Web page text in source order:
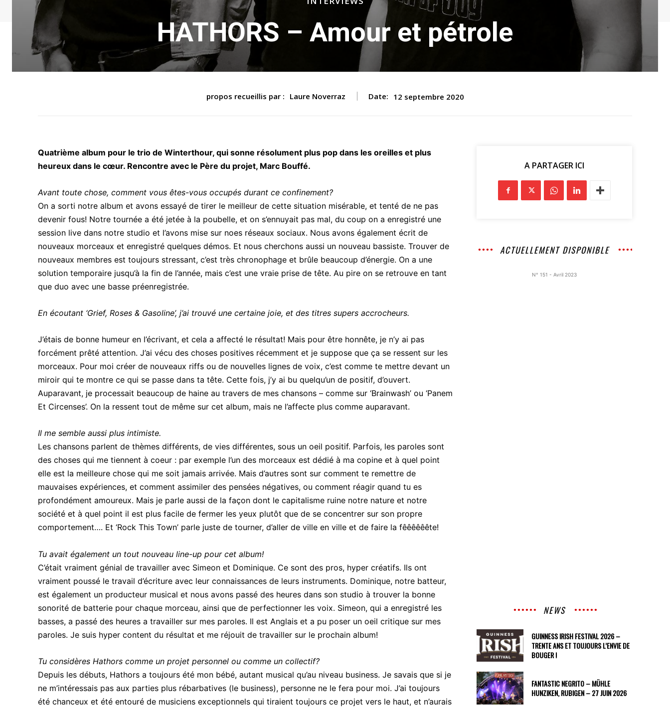
HATHORS – Amour et pétrole
propos recueillis par : Laure Noverraz Date: 12 septembre 2020
Quatrième album pour le trio de Winterthour, qui sonne résolument plus pop dans les oreilles et plus
heureux dans le cœur. Rencontre avec le Père du projet, Marc Bouffé.
Avant toute chose, comment vous êtes-vous occupés durant ce confinement?
On a sorti notre album et avons essayé de tirer le meilleur de cette situation misérable, et tenté de ne pas
devenir fous! Notre tournée a été jetée à la poubelle, et on s’ennuyait pas mal, du coup on a enregistré une
session live dans notre studio et l’avons mise sur noes réseaux sociaux. Nous avons également écrit de
nouveaux morceaux et enregistré quelques démos. Et nous cherchons aussi un nouveau bassiste. Trouver de
nouveaux membres est toujours stressant, c’est très chronophage et brûle beaucoup d’énergie. On a une
solution temporaire jusqu’à la fin de l’année, mais c’est une vraie prise de tête. Au pire on se retrouve en tant
que duo avec une basse préenregistrée.
En écoutant ‘Grief, Roses & Gasoline’, j’ai trouvé une certaine joie, et des titres supers accrocheurs.
J’étais de bonne humeur en l’écrivant, et cela a affecté le résultat! Mais pour être honnête, je n’y ai pas
forcément prêté attention. J’ai vécu des choses positives récemment et je suppose que ça se ressent sur les
morceaux. Pour moi créer de nouveaux riffs ou de nouvelles lignes de voix, c’est comme te mettre devant un
miroir qui te montre ce qui se passe dans ta tête. Cette fois, j’y ai bu quelqu’un de positif, d’ouvert.
Auparavant, je processait beaucoup de haine au travers de mes chansons – comme sur ‘Brainwash’ ou ‘Panem
Et Circenses’. On la ressent tout de même sur cet album, mais ne l’affecte plus comme auparavant.
Il me semble aussi plus intimiste.
Les chansons parlent de thèmes différents, de vies différentes, sous un oeil positif. Parfois, les paroles sont
des choses qui me tiennent à coeur : par exemple l’un des morceaux est dédié à ma copine et à quel point
elle est la meilleure chose qui me soit jamais arrivée. Mais d’autres sont sur comment te remettre de
mauvaises expériences, et comment assimiler des pensées négatives, ou comment réagir quand tu es
profondément amoureux. Mais je parle aussi de la façon dont le capitalisme ruine notre nature et notre
société et à quel point il est plus facile de fermer les yeux plutôt que de se concentrer sur son propre
comportement…. Et ‘Rock This Town’ parle juste de tourner, d’aller de ville en ville et de faire la fêêêêêête!
Tu avait également un tout nouveau line-up pour cet album!
C’était vraiment génial de travailler avec Simeon et Dominique. Ce sont des pros, hyper créatifs. Ils ont
vraiment poussé le travail d’écriture avec leur connaissances de leurs instruments. Dominique, notre batteur,
est également un producteur musical et nous avons passé des heures dans son studio à trouver la bonne
sonorité de batterie pour chaque morceau, ainsi que de perfectionner les voix. Simeon, qui a enregistré les
basses, a passé des heures a travailler sur mes paroles. Il est Anglais et a pu poser un oeil critique sur mes
paroles. Je suis hyper content du résultat et me réjouit de travailler sur le prochain album!
Tu considères Hathors comme un projet personnel ou comme un collectif?
Depuis les débuts, Hathors a toujours été mon bébé, autant musical qu’au niveau business. Je savais que si je
ne m’intéressais pas aux parties plus rébarbatives (le business), personne ne le fera pour moi. J’ai toujours
été chanceux et été entouré de musiciens exceptionnels qui tiraient toujours ce projet vers le haut, et n’aurais
A PARTAGER ICI
ACTUELLEMENT DISPONIBLE
N° 151 - Avril 2023
NEWS
GUINNESS IRISH FESTIVAL 2026 –
TRENTE ANS ET TOUJOURS L’ENVIE DE
BOUGER !
FANTASTIC NEGRITO – MÜHLE
HUNZIKEN, RUBIGEN – 27 JUIN 2026